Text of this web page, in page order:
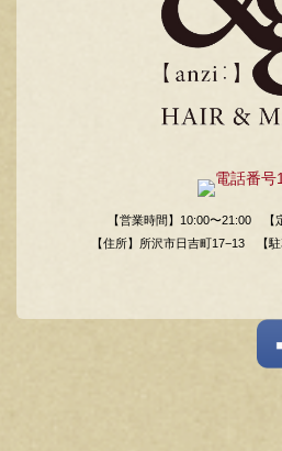
【営業時間】10:00〜21:00
【住所】所沢市日吉町17−13
【